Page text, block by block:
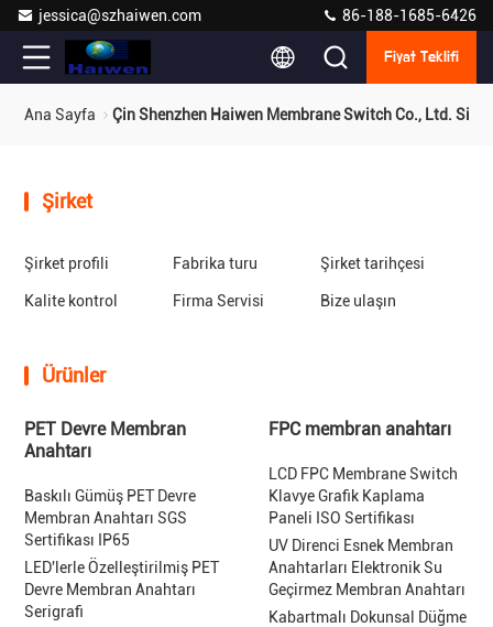
jessica@szhaiwen.com 86-188-1685-6426
Fiyat Teklifi
Ana Sayfa Çin Shenzhen Haiwen Membrane Switch Co., Ltd. Site
Şirket
Şirket profili Fabrika turu Şirket tarihçesi
Kalite kontrol Firma Servisi Bize ulaşın
Ürünler
PET Devre Membran
Anahtarı
Baskılı Gümüş PET Devre
Membran Anahtarı SGS
Sertifikası IP65
LED'lerle Özelleştirilmiş PET
Devre Membran Anahtarı
Serigrafi
FPC membran anahtarı
LCD FPC Membrane Switch
Klavye Grafik Kaplama
Paneli ISO Sertifikası
UV Direnci Esnek Membran
Anahtarları Elektronik Su
Geçirmez Membran Anahtarı
Kabartmalı Dokunsal Düğme